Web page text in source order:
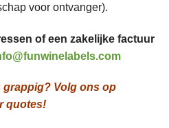
voor ontvanger).
of een zakelijke factuur
grappig? Volg ons op
quotes!